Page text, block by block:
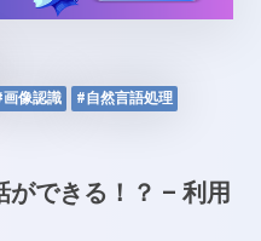
画像認識
#自然言語処理
できる！？ – 利用